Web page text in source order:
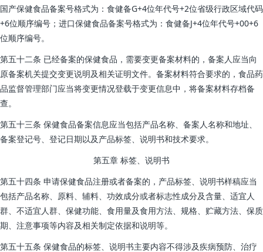
国产保健食品备案号格式为：食健备G+4位年代号+2位省级行政区域代码
+6位顺序编号；进口保健食品备案号格式为：食健备J+4位年代号+00+6
位顺序编号。
第五十二条 已经备案的保健食品，需要变更备案材料的，备案人应当向
原备案机关提交变更说明及相关证明文件。备案材料符合要求的，食品药
品监督管理部门应当将变更情况登载于变更信息中，将备案材料存档备
查。
第五十三条 保健食品备案信息应当包括产品名称、备案人名称和地址、
备案登记号、登记日期以及产品标签、说明书和技术要求。
第五章 标签、说明书
第五十四条 申请保健食品注册或者备案的，产品标签、说明书样稿应当
包括产品名称、原料、辅料、功效成分或者标志性成分及含量、适宜人
群、不适宜人群、保健功能、食用量及食用方法、规格、贮藏方法、保质
期、注意事项等内容及相关制定依据和说明等。
第五十五条 保健食品的标签、说明书主要内容不得涉及疾病预防、治疗